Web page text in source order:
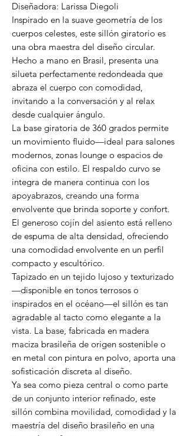
Diseñadora: Larissa Diegoli
Inspirado en la suave geometría de los
cuerpos celestes, este sillón giratorio es
una obra maestra del diseño circular.
Hecho a mano en Brasil, presenta una
silueta perfectamente redondeada que
abraza el cuerpo con comodidad,
invitando a la conversación y al relax
desde cualquier ángulo.
La base giratoria de 360 grados permite
un movimiento fluido—ideal para salones
modernos, zonas lounge o espacios de
oficina con estilo. El respaldo curvo se
integra de manera continua con los
apoyabrazos, creando una forma
envolvente que brinda soporte y confort.
El generoso cojín del asiento está relleno
de espuma de alta densidad, ofreciendo
una comodidad envolvente en un perfil
compacto y escultórico.
Tapizado en un tejido lujoso y texturizado
—disponible en tonos terrosos o
inspirados en el océano—el sillón es tan
agradable al tacto como elegante a la
vista. La base, fabricada en madera
maciza brasileña de origen sostenible o
en metal con pintura en polvo, aporta una
sofisticación discreta al diseño.
Ya sea como pieza central o como parte
de un conjunto interior refinado, este
sillón combina movilidad, comodidad y la
maestría del diseño brasileño en una